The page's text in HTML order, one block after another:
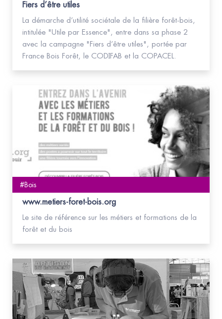
Fiers d’être utiles
La démarche d’utilité sociétale de la filière forêt-bois,
intitulée "Utile par Essence", entre dans sa phase 2
avec la campagne "Fiers d’être utiles", portée par
France Bois Forêt, le CODIFAB et la COPACEL.
#Bois
www.metiers-foret-bois.org
Le site de référence sur les métiers et formations de la
forêt et du bois